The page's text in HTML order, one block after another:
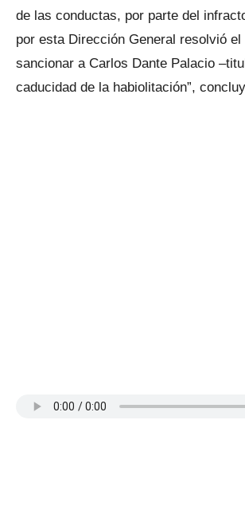
de las conductas, por parte del
por esta Dirección General resolvió el
sancionar a Carlos Dante Palacio
caducidad de la habiolitación”,